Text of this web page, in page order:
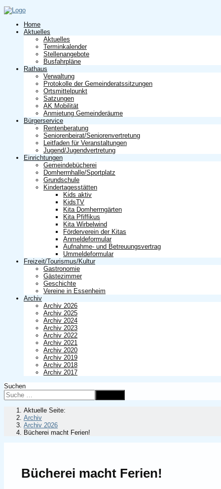
Home
Aktuelles
Aktuelles
Terminkalender
Stellenangebote
Busfahrpläne
Rathaus
Verwaltung
Protokolle der Gemeinderatssitzungen
Ortsmittelpunkt
Satzungen
AK Mobilität
Anmietung Gemeinderäume
Bürgerservice
Rentenberatung
Seniorenbeirat/Seniorenvertretung
Leitfaden für Veranstaltungen
Jugend/Jugendvertretung
Einrichtungen
Gemeindebücherei
Domherrnhalle/Sportplatz
Grundschule
Kindertagesstätten
Kids aktiv
KidsTV
Kita Domherrngärten
Kita Pfiffikus
Kita Wirbelwind
Förderverein der Kitas
Anmeldeformular
Aufnahme- und Betreuungsvertrag
Ummeldeformular
Freizeit/Tourismus/Kultur
Gastronomie
Gästezimmer
Geschichte
Vereine in Essenheim
Archiv
Archiv 2026
Archiv 2025
Archiv 2024
Archiv 2023
Archiv 2022
Archiv 2021
Archiv 2020
Archiv 2019
Archiv 2018
Archiv 2017
Suchen
Aktuelle Seite:
Archiv
Archiv 2026
Bücherei macht Ferien!
Bücherei macht Ferien!